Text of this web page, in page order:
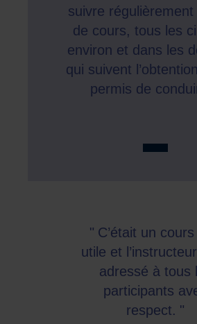
suivre
de cours, tous les
environ et dans les
qui suivent
permis de
C’était un
utile et
adressé à tous
participants
respect.